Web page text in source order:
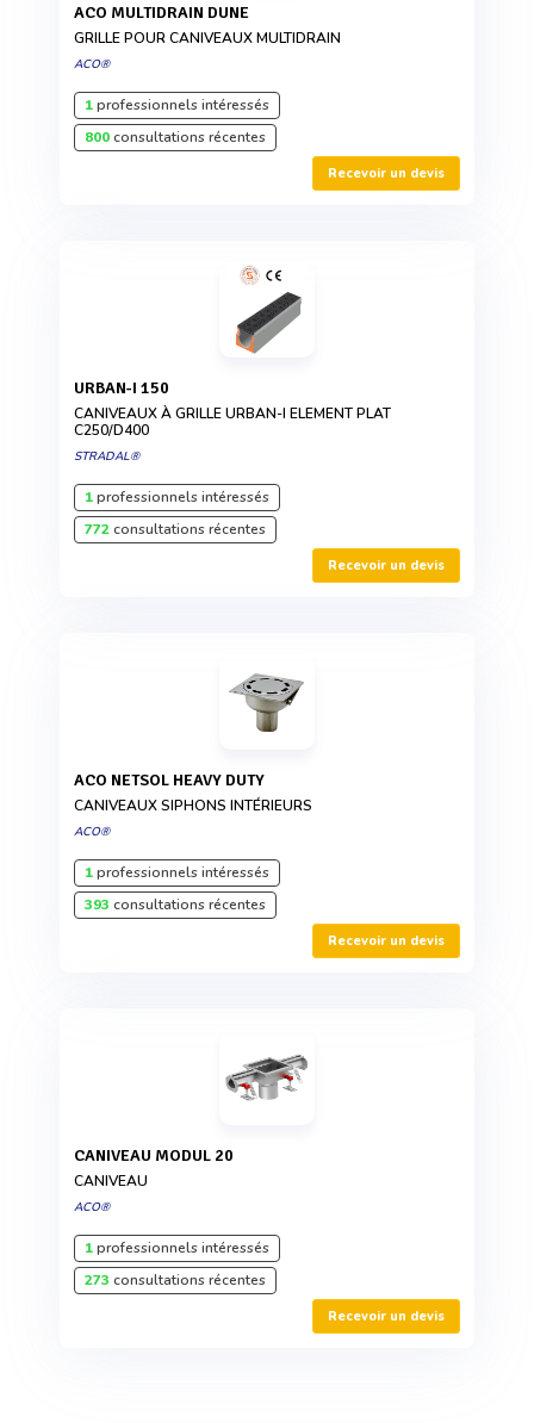
ACO MULTIDRAIN DUNE
GRILLE POUR CANIVEAUX MULTIDRAIN
ACO®
1professionnels intéressés
800consultations récentes
Recevoir un devis
URBAN-I 150
CANIVEAUX À GRILLE URBAN-I ELEMENT PLAT
C250/D400
STRADAL®
1professionnels intéressés
772consultations récentes
Recevoir un devis
ACO NETSOL HEAVY DUTY
CANIVEAUX SIPHONS INTÉRIEURS
ACO®
1professionnels intéressés
393 consultations récentes
Recevoir un devis
CANIVEAU MODUL 20
CANIVEAU
ACO®
1professionnels intéressés
273 consultations récentes
Recevoir un devis